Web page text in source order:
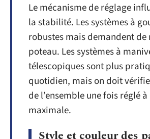
Le mécanisme de réglage
la stabilité. Les systèmes à
robustes mais demandent
poteau. Les systèmes à
télescopiques sont plus
quotidien, mais on doit
de l’ensemble une fois réglé
maximale.